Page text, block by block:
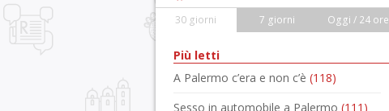
30 giorni 7 giorni Oggi / 24 ore
Più letti
A Palermo c’era e non c’è (118)
Sesso in automobile a Palermo (111)